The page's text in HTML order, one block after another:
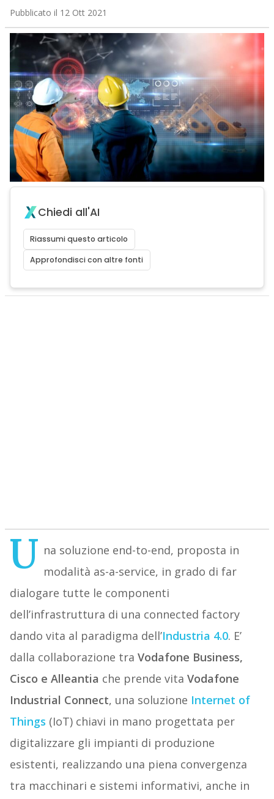
Pubblicato il 12 Ott 2021
Chiedi all'AI
Riassumi questo articolo
Approfondisci con altre fonti
U na soluzione end-to-end, proposta in
modalità as-a-service, in grado di far
dialogare tutte le componenti
dell’infrastruttura di una connected factory
dando vita al paradigma dell’Industria 4.0. E’
dalla collaborazione tra Vodafone Business,
Cisco e Alleantia che prende vita Vodafone
Industrial Connect, una soluzione Internet of
Things (IoT) chiavi in mano progettata per
digitalizzare gli impianti di produzione
esistenti, realizzando una piena convergenza
tra macchinari e sistemi informativi, anche in